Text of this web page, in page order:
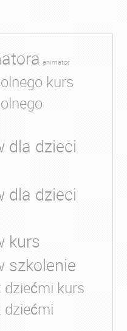
animator
kurs
dla dzieci
dla dzieci
kurs
szkolenie
kurs